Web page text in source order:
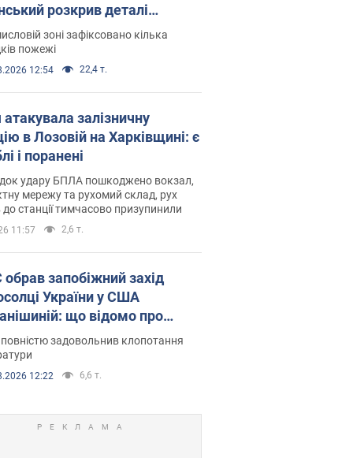
розкрив деталі
операції. Фото і відео
зоні зафіксовано кілька
пожежі
12:54 22,4 т.
атакувала залізничну
в Лозовій на Харківщині: є
і поранені
удару БПЛА пошкоджено вокзал,
мережу та рухомий склад, рух
до станції тимчасово призупинили
11:57 2,6 т.
захід
України у США
що відомо про
задовольнив клопотання
12:22 6,6 т.